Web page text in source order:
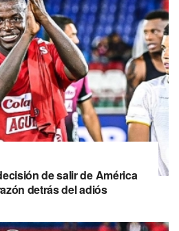
de salir de América
detrás del adiós